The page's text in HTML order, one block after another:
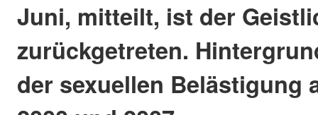
Juni, mitteilt, ist der
zurückgetreten.
der sexuellen Belästigung